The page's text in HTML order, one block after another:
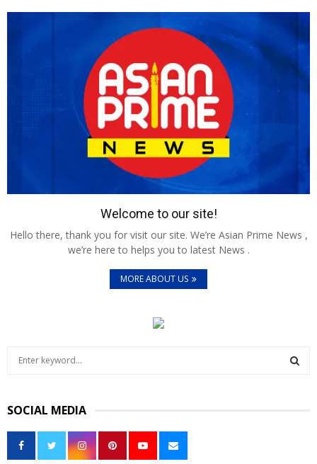
Welcome to our site!
Hello there, thank you for visit our site. We’re Asian Prime News ,
we’re here to helps you to latest News .
MORE ABOUT US
c
h
o
SOCIAL MEDIA